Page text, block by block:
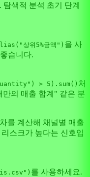
색적 분석 초기 단계
상위5%금액") 을 사
습니다.
> 5).sum() 처
만의 매출 합계" 같은 분
를 계산해 채널별 매출
스크가 높다는 신호입
를 사용하세요.